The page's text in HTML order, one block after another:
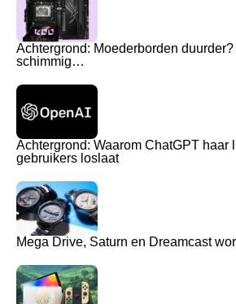
Achtergrond: Moederborden
schimmig…
Achtergrond: Waarom ChatGPT haar
gebruikers loslaat
Mega Drive, Saturn en Dreamcast